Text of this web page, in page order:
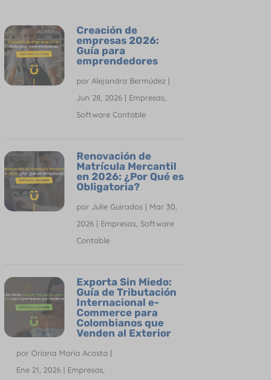
Creación de
empresas 2026:
Guía para
emprendedores
por Alejandra Bermúdez|
Jun 28, 2026| Empresas,
Software Contable
Renovación de
Matrícula Mercantil
en 2026: ¿Por Qué es
Obligatoria?
por Julie Guirados| Mar 30,
2026| Empresas, Software
Contable
Exporta Sin Miedo:
Guía de Tributación
Internacional e-
Commerce para
Colombianos que
Venden al Exterior
por Oriana María Acosta |
Ene 21, 2026| Empresas,